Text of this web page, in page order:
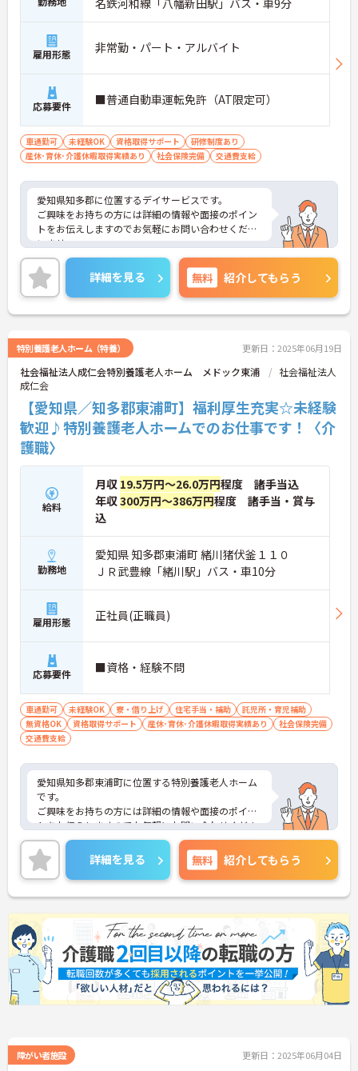
雇用形態 非常勤・パート・アルバイト
応募要件 ■普通自動車運転免許（AT限定可）
車通勤可 未経験OK 資格取得サポート
研修制度あり
産休･育休･介護休暇取得実績あり
社会保険完備 交通費支給
愛知県知多郡に位置するデイサービスです。
ご興味をお持ちの方には詳細の情報や面接のポイン
トをお伝えしますのでお気軽にお問い合わせくださ
いませ。
詳細を見る 無料 紹介してもらう
特別養護老人ホーム（特養） 更新日：2025年06月19日
社会福祉法人成仁会特別養護老人ホーム メドック東浦
社会福祉法人
成仁会
【愛知県／知多郡東浦町】福利厚生充実☆未経験
歓迎♪特別養護老人ホームでのお仕事です！〈介
護職〉
給料
月収 19.5万円～26.0万円程度 諸手当込
年収300万円～386万円程度 諸手当・賞与
込
勤務地
愛知県 知多郡東浦町 緒川猪伏釜１１０
ＪＲ武豊線「緒川駅」バス・車10分
雇用形態 正社員(正職員)
応募要件 ■資格・経験不問
車通勤可 未経験OK 寮・借り上げ 住宅手当・補助
託児所・育児補助
無資格OK
資格取得サポート 産休･育休･介護休暇取得実績あり
社会保険完備
交通費支給
愛知県知多郡東浦町に位置する特別養護老人ホーム
です。
ご興味をお持ちの方には詳細の情報や面接のポイン
トをお伝えしますのでお気軽にお問い合わせくださ
いませ。
詳細を見る 無料 紹介してもらう
障がい者施設 更新日：2025年06月04日